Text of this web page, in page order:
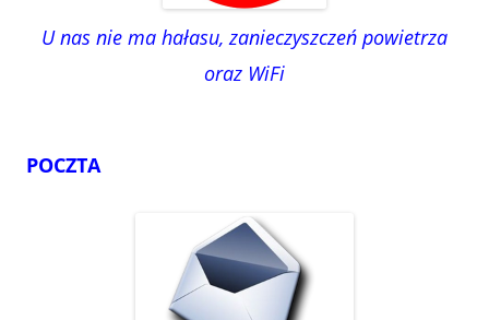
U nas nie ma hałasu, zanieczyszczeń powietrza
oraz WiFi
POCZTA